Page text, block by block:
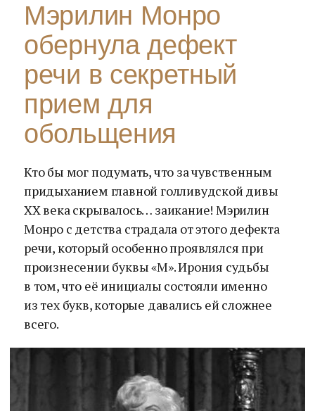
Мэрилин Монро
обернула дефект
речи в секретный
прием для
обольщения
Кто бы мог подумать, что за чувственным
придыханием главной голливудской дивы
XX века скрывалось… заикание! Мэрилин
Монро с детства страдала от этого дефекта
речи, который особенно проявлялся при
произнесении буквы «М». Ирония судьбы
в том, что её инициалы состояли именно
из тех букв, которые давались ей сложнее
всего.